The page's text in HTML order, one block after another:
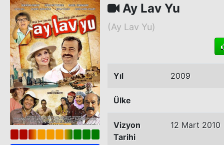
Ay Lav Yu
(Ay Lav Yu)
Yıl 2009
Ülke
Vizyon
Tarihi
12 Mart 2010